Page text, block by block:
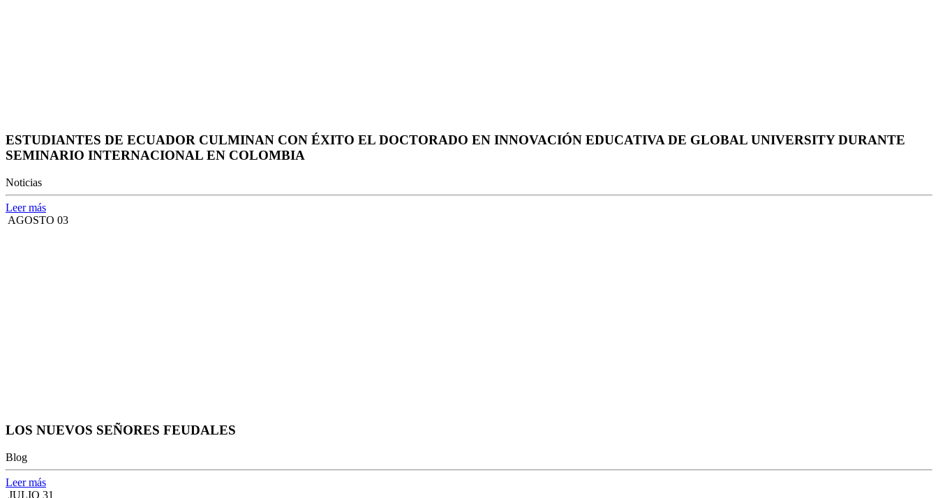
ESTUDIANTES DE ECUADOR CULMINAN CON ÉXITO EL DOCTORADO EN INNOVACIÓN EDUCATIVA DE GLOBAL UNIVERSITY DURANTE
SEMINARIO INTERNACIONAL EN COLOMBIA
Noticias
Leer más
AGOSTO 03
LOS NUEVOS SEÑORES FEUDALES
Blog
Leer más
JULIO 31